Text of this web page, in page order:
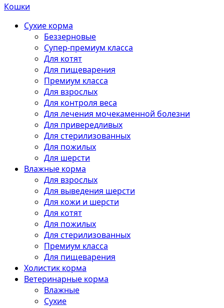
Кошки
Сухие корма
Беззерновые
Супер-премиум класса
Для котят
Для пищеварения
Премиум класса
Для взрослых
Для контроля веса
Для лечения мочекаменной болезни
Для привередливых
Для стерилизованных
Для пожилых
Для шерсти
Влажные корма
Для взрослых
Для выведения шерсти
Для кожи и шерсти
Для котят
Для пожилых
Для стерилизованных
Премиум класса
Для пищеварения
Холистик корма
Ветеринарные корма
Влажные
Сухие